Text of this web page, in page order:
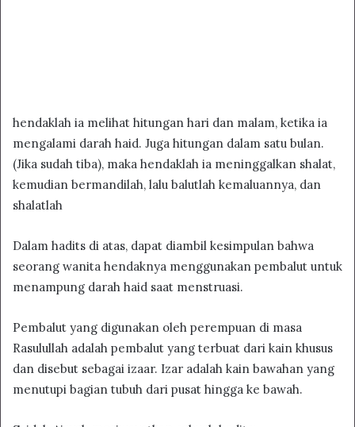
hendaklah ia melihat hitungan hari dan malam, ketika ia
mengalami darah haid. Juga hitungan dalam satu bulan.
(Jika sudah tiba), maka hendaklah ia meninggalkan shalat,
kemudian bermandilah, lalu balutlah kemaluannya, dan
shalatlah
Dalam hadits di atas, dapat diambil kesimpulan bahwa
seorang wanita hendaknya menggunakan pembalut untuk
menampung darah haid saat menstruasi.
Pembalut yang digunakan oleh perempuan di masa
Rasulullah adalah pembalut yang terbuat dari kain khusus
dan disebut sebagai izaar. Izar adalah kain bawahan yang
menutupi bagian tubuh dari pusat hingga ke bawah.